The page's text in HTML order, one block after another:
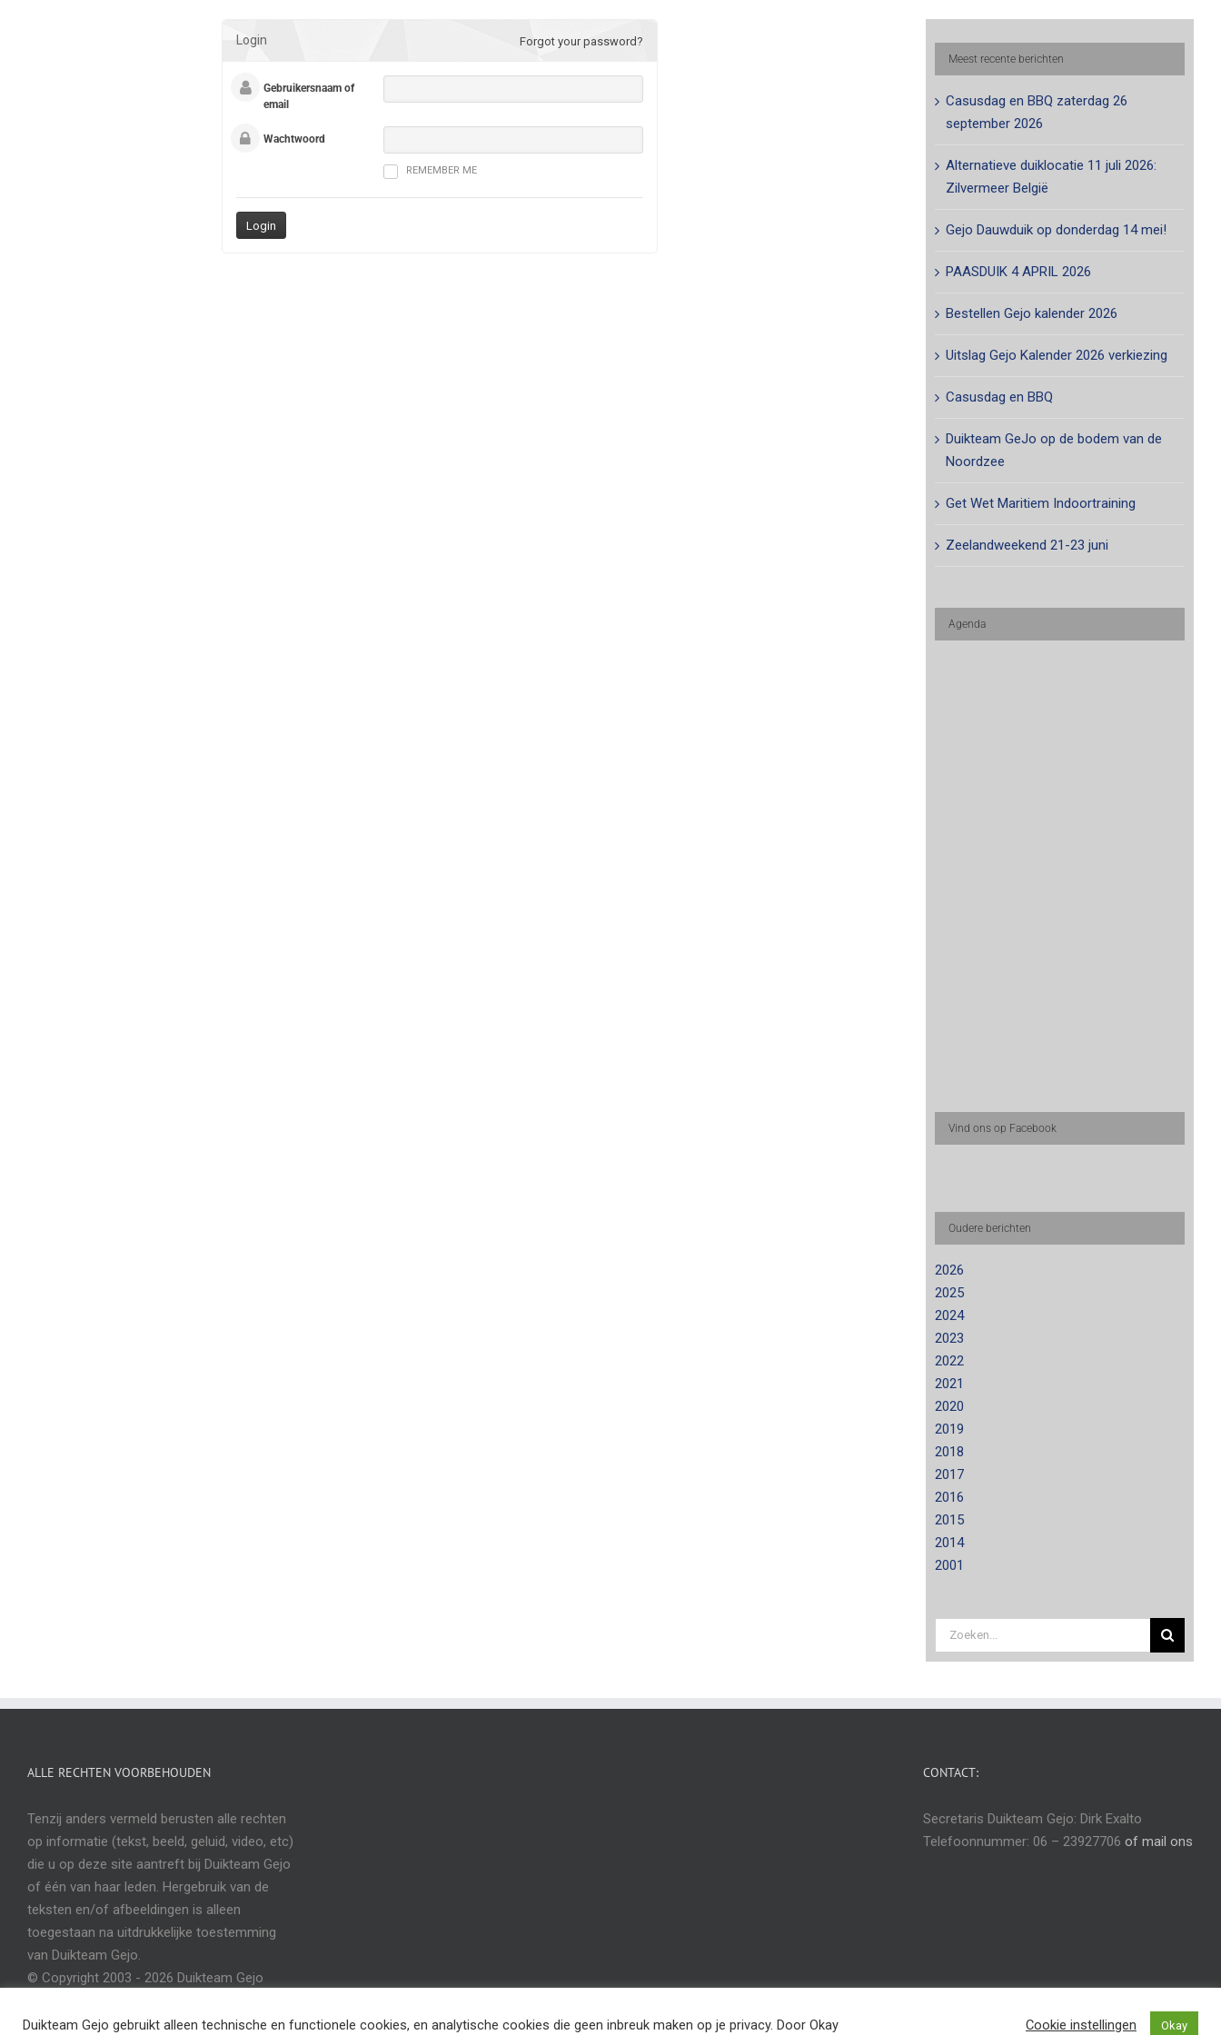
Login Forgot your password?
Gebruikersnaam of
email
Wachtwoord
REMEMBER ME
Meest recente berichten
Casusdag en BBQ zaterdag 26
september 2026
Alternatieve duiklocatie 11 juli 2026:
Zilvermeer België
Gejo Dauwduik op donderdag 14 mei!
PAASDUIK 4 APRIL 2026
Bestellen Gejo kalender 2026
Uitslag Gejo Kalender 2026 verkiezing
Casusdag en BBQ
Duikteam GeJo op de bodem van de
Noordzee
Get Wet Maritiem Indoortraining
Zeelandweekend 21-23 juni
Agenda
Vind ons op Facebook
Oudere berichten
2026
2025
2024
2023
2022
2021
2020
2019
2018
2017
2016
2015
2014
2001
Zoeken
naar:
ALLE RECHTEN VOORBEHOUDEN
Tenzij anders vermeld berusten alle rechten
op informatie (tekst, beeld, geluid, video, etc)
die u op deze site aantreft bij Duikteam Gejo
of één van haar leden. Hergebruik van de
teksten en/of afbeeldingen is alleen
toegestaan na uitdrukkelijke toestemming
van Duikteam Gejo.
© Copyright 2003 - 2026 Duikteam Gejo
CONTACT:
Secretaris Duikteam Gejo: Dirk Exalto
Telefoonnummer: 06 – 23927706 of mail ons
Duikteam Gejo gebruikt alleen technische en functionele cookies, en analytische cookies die geen inbreuk maken op je privacy. Door Okay
Cookie instellingen Okay